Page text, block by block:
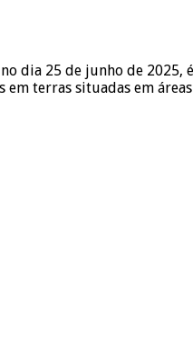
dia 25 de junho de
em terras situadas em